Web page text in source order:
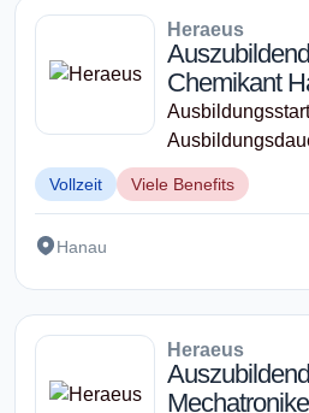
Heraeus
Chemikant
Vollzeit Viele Benefits
Hanau
Heraeus